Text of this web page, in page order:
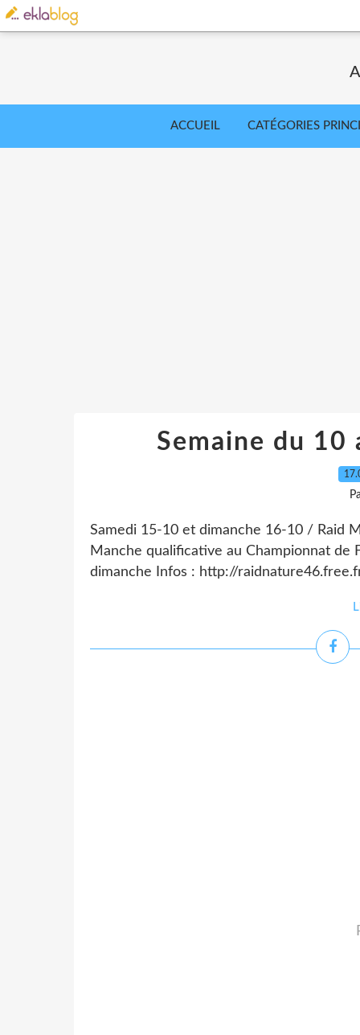
ACCUEIL CATÉGORIES
Semaine du
Samedi 15-10 et dimanche 16-10 / Raid
Manche qualificative au Championnat de
dimanche Infos : http://